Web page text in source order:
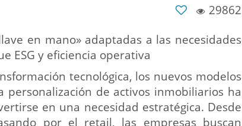
29862
en mano» adaptadas a las necesidades
ESG y eficiencia operativa
tecnológica, los nuevos modelos
personalización de activos inmobiliarios ha
en una necesidad estratégica. Desde
por el retail, las empresas buscan